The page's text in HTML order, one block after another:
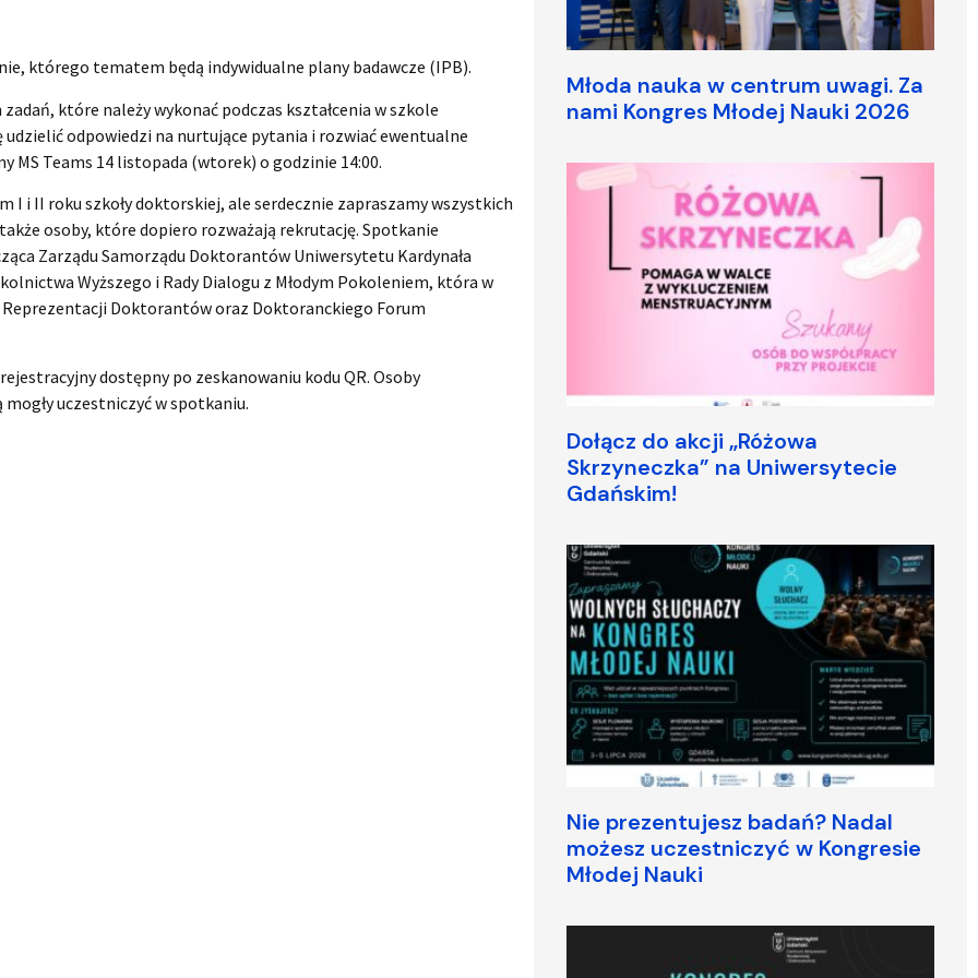
Młoda nauka w centrum uwagi. Za
nami Kongres Młodej Nauki 2026
Dołącz do akcji „Różowa
Skrzyneczka” na Uniwersytecie
Gdańskim!
Nie prezentujesz badań? Nadal
możesz uczestniczyć w Kongresie
Młodej Nauki
którego tematem będą indywidualne plany badawcze (IPB).
które należy wykonać podczas kształcenia w szkole
odpowiedzi na nurtujące pytania i rozwiać ewentualne
Teams 14 listopada (wtorek) o godzinie 14:00.
i II roku szkoły doktorskiej, ale serdecznie zapraszamy wszystkich
osoby, które dopiero rozważają rekrutację. Spotkanie
Zarządu Samorządu Doktorantów Uniwersytetu Kardynała
Wyższego i Rady Dialogu z Młodym Pokoleniem, która w
Reprezentacji Doktorantów oraz Doktoranckiego Forum
dostępny po zeskanowaniu kodu QR. Osoby
uczestniczyć w spotkaniu.